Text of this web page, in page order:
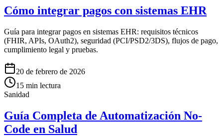
Cómo integrar pagos con sistemas EHR
Guía para integrar pagos en sistemas EHR: requisitos técnicos
(FHIR, APIs, OAuth2), seguridad (PCI/PSD2/3DS), flujos de pago,
cumplimiento legal y pruebas.
20 de febrero de 2026
15 min lectura
Sanidad
Guía Completa de Automatización No-
Code en Salud